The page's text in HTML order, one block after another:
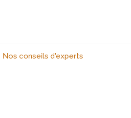
Nos conseils d'experts